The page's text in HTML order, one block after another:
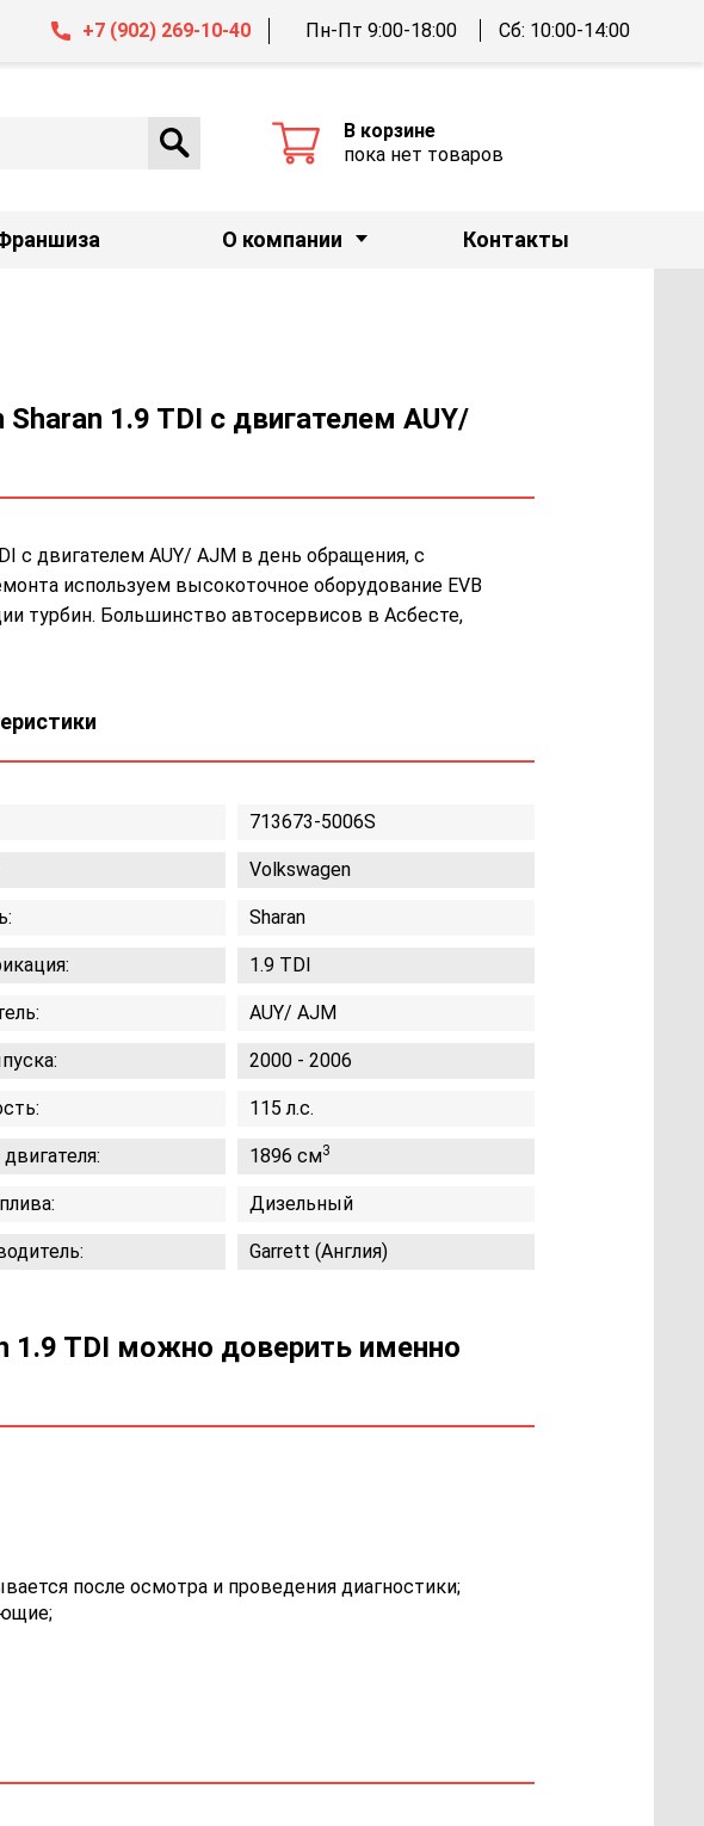
О компании Контакты
+7 (902) 269-10-40 Пн-Пт 9:00-18:00 Сб: 10:00-14:00
В корзине
пока нет товаров
1.9 TDI с двигателем AUY/
с двигателем AUY/ AJM в день обращения, с
используем высокоточное оборудование EVB
турбин. Большинство автосервисов в Асбесте,
713673-5006S
Volkswagen
Sharan
1.9 TDI
AUY/ AJM
2000 - 2006
115 л.с.
1896 см3
Дизельный
Garrett (Англия)
1.9 TDI можно доверить именно
после осмотра и проведения диагностики;